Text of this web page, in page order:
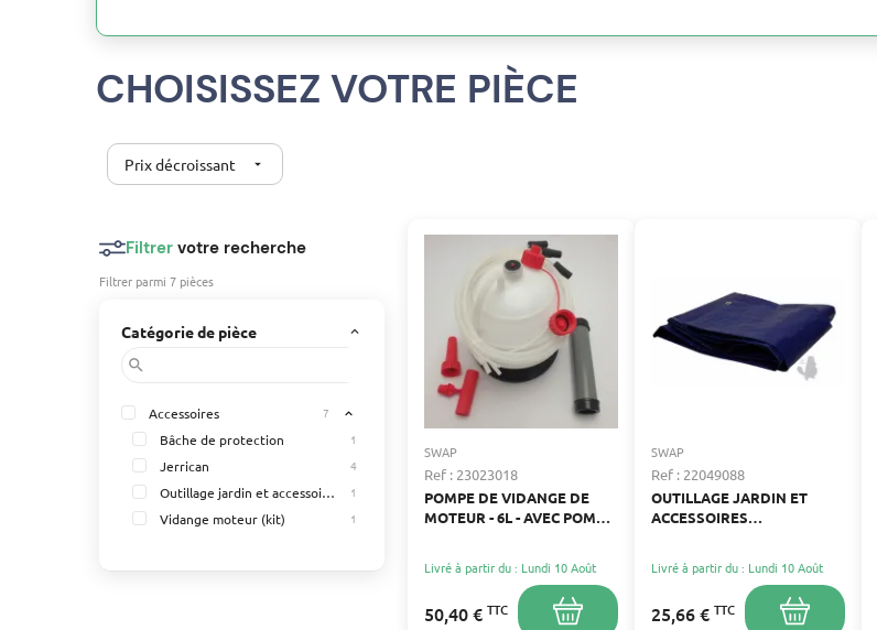
CHOISISSEZ VOTRE PIÈCE
Prix décroissant arrow_drop_down
Filtrer votre recherche
Filtrer parmi 7 pièces
Catégorie de pièce keyboard_arrow_up
search
Accessoires 7 expand_less
Bâche de protection 1
Jerrican 4
Outillage jardin et accessoires autoportées 1
Vidange moteur (kit) 1
SWAP
Ref : 23023018
POMPE DE VIDANGE DE
MOTEUR - 6L - AVEC POMPE
Livré à partir du : Lundi 10 Août
50,40 € TTC
SWAP
Ref : 22049088
OUTILLAGE JARDIN ET
ACCESSOIRES
Livré à partir du : Lundi 10 Août
25,66 € TTC